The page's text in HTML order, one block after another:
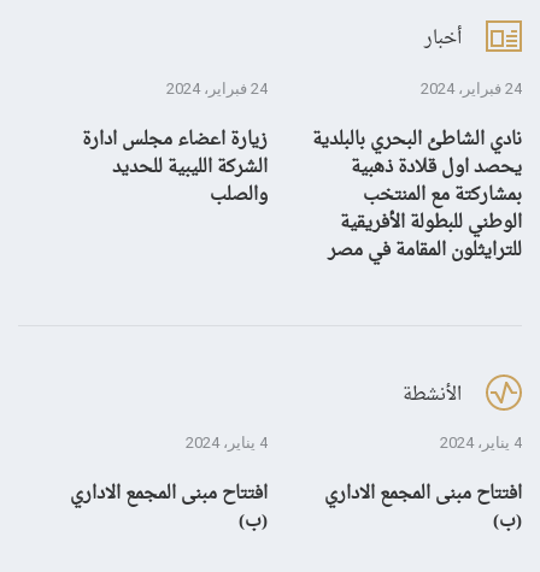
أخبار
24 فبراير، 2024
نادي الشاطئ البحري بالبلدية
يحصد اول قلادة ذهبية
بمشاركتة مع المنتخب
الوطني للبطولة الأفريقية
للترايثلون المقامة في مصر
24 فبراير، 2024
زيارة اعضاء مجلس ادارة
الشركة الليبية للحديد
والصلب
الأنشطة
4 يناير، 2024
افتتاح مبنى المجمع الاداري
(ب)
4 يناير، 2024
افتتاح مبنى المجمع الاداري
(ب)